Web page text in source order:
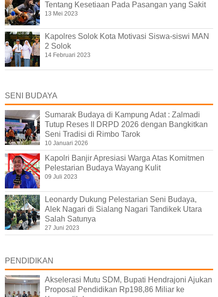
Tentang Kesetiaan Pada Pasangan yang Sakit
13 Mei 2023
Kapolres Solok Kota Motivasi Siswa-siswi MAN
2 Solok
14 Februari 2023
SENI BUDAYA
Sumarak Budaya di Kampung Adat : Zalmadi
Tutup Reses II DRPD 2026 dengan Bangkitkan
Seni Tradisi di Rimbo Tarok
10 Januari 2026
Kapolri Banjir Apresiasi Warga Atas Komitmen
Pelestarian Budaya Wayang Kulit
09 Juli 2023
Leonardy Dukung Pelestarian Seni Budaya,
Alek Nagari di Sialang Nagari Tandikek Utara
Salah Satunya
27 Juni 2023
PENDIDIKAN
Akselerasi Mutu SDM, Bupati Hendrajoni Ajukan
Proposal Pendidikan Rp198,86 Miliar ke